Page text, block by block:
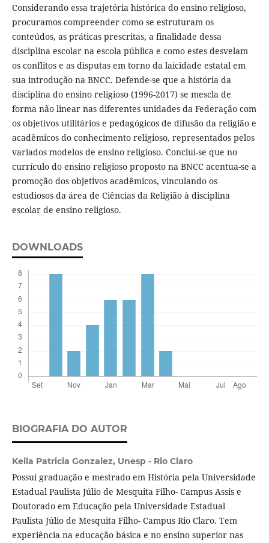
Considerando essa trajetória histórica do ensino religioso,
procuramos compreender como se estruturam os
conteúdos, as práticas prescritas, a finalidade dessa
disciplina escolar na escola pública e como estes desvelam
os conflitos e as disputas em torno da laicidade estatal em
sua introdução na BNCC. Defende-se que a história da
disciplina do ensino religioso (1996-2017) se mescla de
forma não linear nas diferentes unidades da Federação com
os objetivos utilitários e pedagógicos de difusão da religião e
acadêmicos do conhecimento religioso, representados pelos
variados modelos de ensino religioso. Conclui-se que no
currículo do ensino religioso proposto na BNCC acentua-se a
promoção dos objetivos acadêmicos, vinculando os
estudiosos da área de Ciências da Religião à disciplina
escolar de ensino religioso.
DOWNLOADS
BIOGRAFIA DO AUTOR
Keila Patricia Gonzalez, Unesp - Rio Claro
Possui graduação e mestrado em História pela Universidade
Estadual Paulista Júlio de Mesquita Filho- Campus Assis e
Doutorado em Educação pela Universidade Estadual
Paulista Júlio de Mesquita Filho- Campus Rio Claro. Tem
experiência na educação básica e no ensino superior nas